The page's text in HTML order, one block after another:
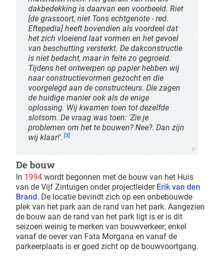
dakbedekking is daarvan een voorbeeld. Riet
[de grassoort, niet Tons echtgenote - red.
Eftepedia] heeft bovendien als voordeel dat
het zich vloeiend laat vormen en het gevoel
van beschutting versterkt. De dakconstructie
is niet bedacht, maar in feite zo gegroeid.
Tijdens het ontwerpen op papier hebben wij
naar constructievormen gezocht en die
voorgelegd aan de constructeurs. Die zagen
de huidige manier ook als de enige
oplossing. Wij kwamen toen tot dezelfde
slotsom. De vraag was toen: 'Zie je
problemen om het te bouwen? Nee?. Dan zijn
wij klaar!'. [3]
De bouw
In 1994 wordt begonnen met de bouw van het Huis
van de Vijf Zintuigen onder projectleider Erik van den
Brand. De locatie bevindt zich op een onbebouwde
plek van het park aan de rand van het park. Aangezien
de bouw aan de rand van het park ligt is er is dit
seizoen weinig te merken van bouwverkeer; enkel
vanaf de oever van Fata Morgana en vanaf de
parkeerplaats is er goed zicht op de bouwvoortgang.